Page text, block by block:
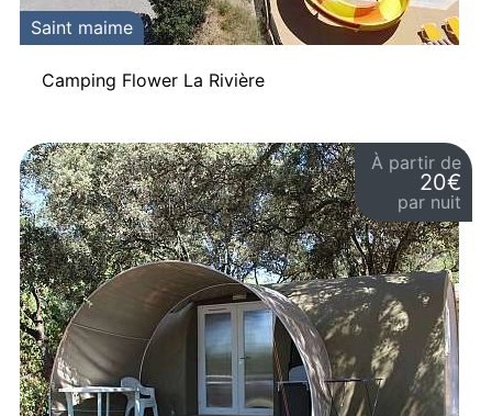
Saint maime
Camping Flower La Rivière
À partir de
20€
par nuit